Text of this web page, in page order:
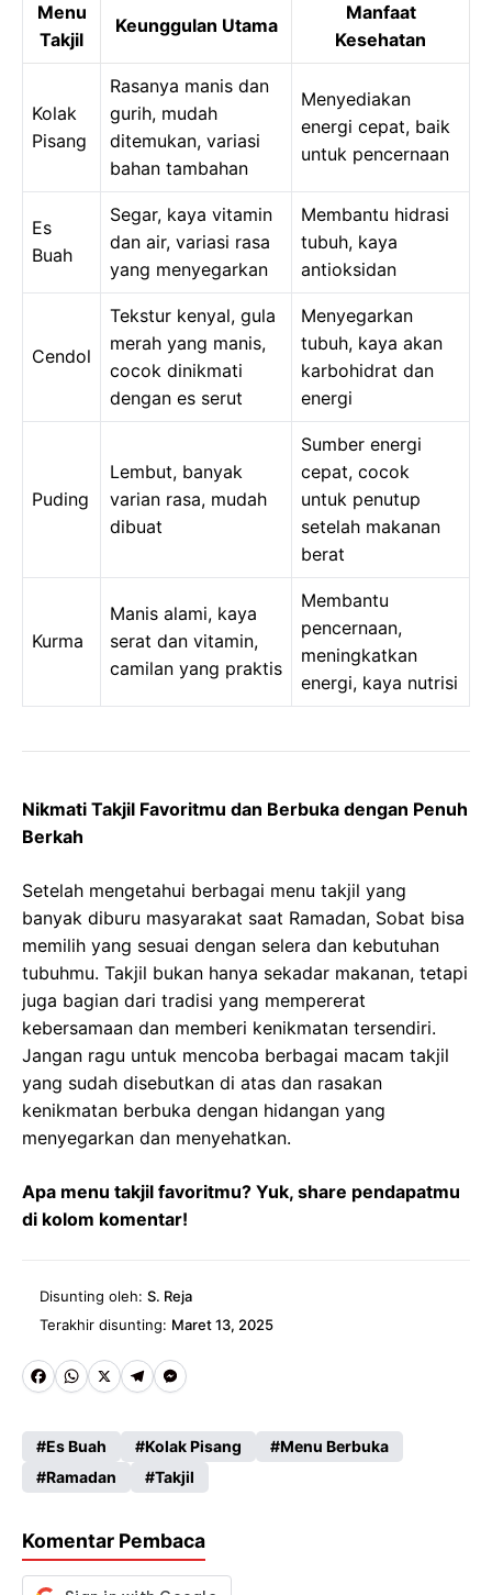
Menu
Takjil
Keunggulan Utama
Manfaat
Kesehatan
Kolak
Pisang
Rasanya manis dan
gurih, mudah
ditemukan, variasi
bahan tambahan
Menyediakan
energi cepat, baik
untuk pencernaan
Es
Buah
Segar, kaya vitamin
dan air, variasi rasa
yang menyegarkan
Membantu hidrasi
tubuh, kaya
antioksidan
Cendol
Tekstur kenyal, gula
merah yang manis,
cocok dinikmati
dengan es serut
Menyegarkan
tubuh, kaya akan
karbohidrat dan
energi
Puding
Lembut, banyak
varian rasa, mudah
dibuat
Sumber energi
cepat, cocok
untuk penutup
setelah makanan
berat
Kurma
Manis alami, kaya
serat dan vitamin,
camilan yang praktis
Membantu
pencernaan,
meningkatkan
energi, kaya nutrisi
Nikmati Takjil Favoritmu dan Berbuka dengan Penuh
Berkah
Setelah mengetahui berbagai menu takjil yang
banyak diburu masyarakat saat Ramadan, Sobat bisa
memilih yang sesuai dengan selera dan kebutuhan
tubuhmu. Takjil bukan hanya sekadar makanan, tetapi
juga bagian dari tradisi yang mempererat
kebersamaan dan memberi kenikmatan tersendiri.
Jangan ragu untuk mencoba berbagai macam takjil
yang sudah disebutkan di atas dan rasakan
kenikmatan berbuka dengan hidangan yang
menyegarkan dan menyehatkan.
Apa menu takjil favoritmu? Yuk, share pendapatmu
di kolom komentar!
Disunting oleh: S. Reja
Terakhir disunting: Maret 13, 2025
Fa
b
o
k
W
ts
A
p
X
Te
gr
a
M
se
n
er
Es Buah Kolak Pisang
Menu Berbuka
Ramadan
Takjil
Komentar Pembaca